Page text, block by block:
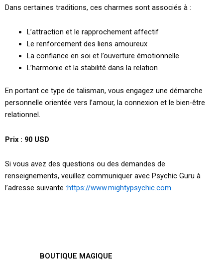
Dans certaines traditions, ces charmes sont associés à :
L’attraction et le rapprochement affectif
Le renforcement des liens amoureux
La confiance en soi et l’ouverture émotionnelle
L’harmonie et la stabilité dans la relation
En portant ce type de talisman, vous engagez une démarche
personnelle orientée vers l’amour, la connexion et le bien-être
relationnel.
Prix : 90 USD
Si vous avez des questions ou des demandes de
renseignements, veuillez communiquer avec Psychic Guru à
l’adresse suivante :https://www.mightypsychic.com
BOUTIQUE MAGIQUE